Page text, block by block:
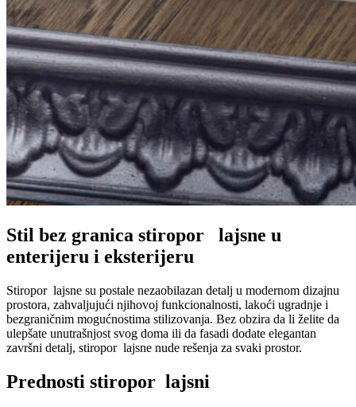
Stil bez granica stiropor lajsne u
enterijeru i eksterijeru
Stiropor lajsne su postale nezaobilazan detalj u modernom dizajnu
prostora, zahvaljujući njihovoj funkcionalnosti, lakoći ugradnje i
bezgraničnim mogućnostima stilizovanja. Bez obzira da li želite da
ulepšate unutrašnjost svog doma ili da fasadi dodate elegantan
završni detalj, stiropor lajsne nude rešenja za svaki prostor.
Prednosti stiropor lajsni